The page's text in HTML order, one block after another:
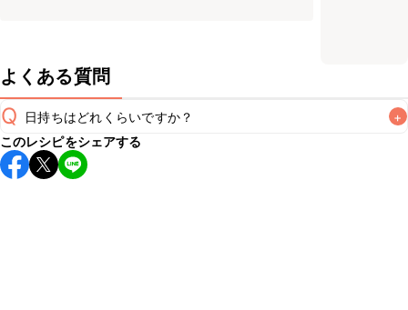
よくある質問
Q 日持ちはどれくらいですか？ +
保存期間は冷蔵で2~3日が目安です。なるべくお早めにお召
し上がりください。
このレシピをシェアする